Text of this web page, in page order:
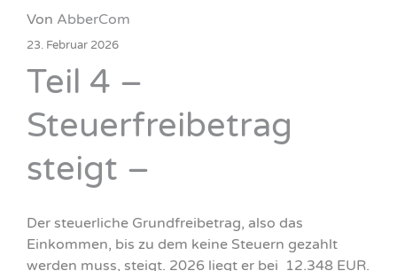
Von AbberCom
23. Februar 2026
Teil 4 –
Steuerfreibetrag
steigt –
Der steuerliche Grundfreibetrag, also das
Einkommen, bis zu dem keine Steuern gezahlt
werden muss, steigt. 2026 liegt er bei 12.348 EUR.